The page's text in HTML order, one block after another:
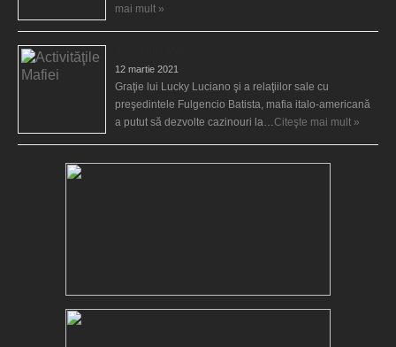
mai mult »
12 martie 2021
Graţie lui Lucky Luciano şi a relaţiilor sale cu
preşedintele Fulgencio Batista, mafia italo-americană
a putut să dezvolte cazinouri la…Citeşte mai mult »